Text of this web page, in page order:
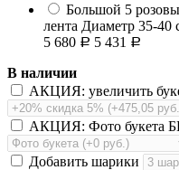
Большой 5
лента Диаметр 35-40
5 680 Р 5 431 Р
В наличии
АКЦИЯ: увеличить
АКЦИЯ: Фото букета
Добавить шарики